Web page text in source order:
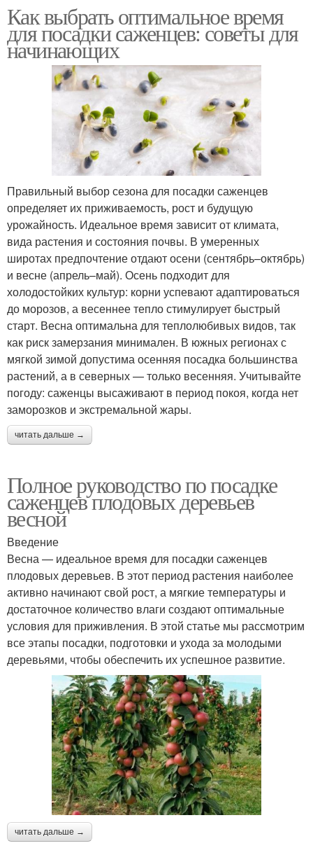
Как выбрать оптимальное время
для посадки саженцев: советы для
начинающих
Правильный выбор сезона для посадки саженцев
определяет их приживаемость, рост и будущую
урожайность. Идеальное время зависит от климата,
вида растения и состояния почвы. В умеренных
широтах предпочтение отдают осени (сентябрь–октябрь)
и весне (апрель–май). Осень подходит для
холодостойких культур: корни успевают адаптироваться
до морозов, а весеннее тепло стимулирует быстрый
старт. Весна оптимальна для теплолюбивых видов, так
как риск замерзания минимален. В южных регионах с
мягкой зимой допустима осенняя посадка большинства
растений, а в северных — только весенняя. Учитывайте
погоду: саженцы высаживают в период покоя, когда нет
заморозков и экстремальной жары.
читать дальше →
Полное руководство по посадке
саженцев плодовых деревьев
весной
Введение
Весна — идеальное время для посадки саженцев
плодовых деревьев. В этот период растения наиболее
активно начинают свой рост, а мягкие температуры и
достаточное количество влаги создают оптимальные
условия для приживления. В этой статье мы рассмотрим
все этапы посадки, подготовки и ухода за молодыми
деревьями, чтобы обеспечить их успешное развитие.
читать дальше →